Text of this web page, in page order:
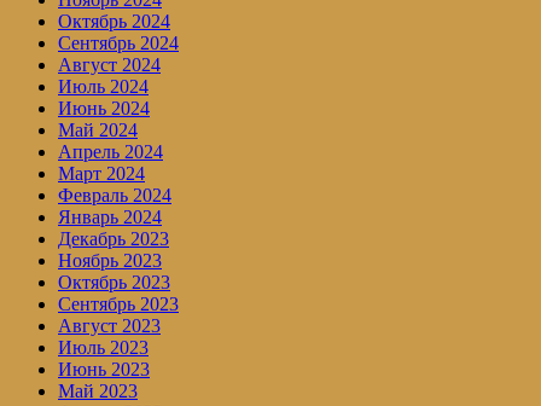
Октябрь 2024
Сентябрь 2024
Август 2024
Июль 2024
Июнь 2024
Май 2024
Апрель 2024
Март 2024
Февраль 2024
Январь 2024
Декабрь 2023
Ноябрь 2023
Октябрь 2023
Сентябрь 2023
Август 2023
Июль 2023
Июнь 2023
Май 2023